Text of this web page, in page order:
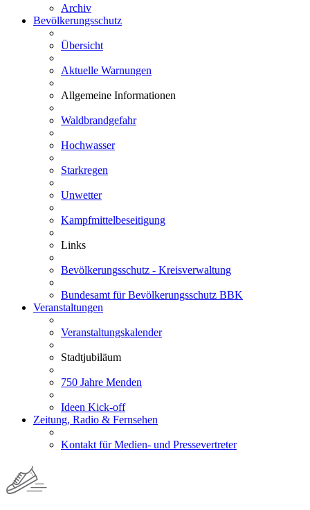
Archiv
Bevölkerungsschutz
Übersicht
Aktuelle Warnungen
Allgemeine Informationen
Waldbrandgefahr
Hochwasser
Starkregen
Unwetter
Kampfmittelbeseitigung
Links
Bevölkerungsschutz - Kreisverwaltung
Bundesamt für Bevölkerungsschutz BBK
Veranstaltungen
Veranstaltungskalender
Stadtjubiläum
750 Jahre Menden
Ideen Kick-off
Zeitung, Radio & Fernsehen
Kontakt für Medien- und Pressevertreter